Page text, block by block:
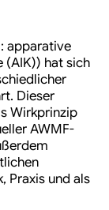
apparative
(AIK)) hat sich
Dieser
Wirkprinzip
AWMF-
Praxis und als